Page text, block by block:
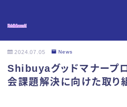
2024.07.05 News
Shibuyaグッドマナープ
会課題解決に向けた取り